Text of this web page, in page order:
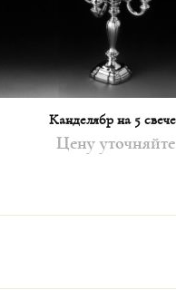
Канделябр на 5
Цену уточняйте